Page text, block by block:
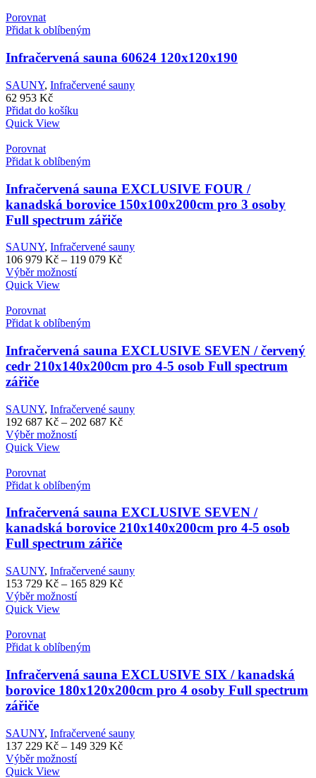
Porovnat
Přidat k oblíbeným
Infračervená sauna 60624 120x120x190
SAUNY, Infračervené sauny
62 953 Kč
Přidat do košíku
Quick View
Porovnat
Přidat k oblíbeným
Infračervená sauna EXCLUSIVE FOUR /
kanadská borovice 150x100x200cm pro 3 osoby
Full spectrum zářiče
SAUNY, Infračervené sauny
106 979 Kč – 119 079 KčRozpětí
Výběr možnostíTento
variant.
lze
vybrat
na
Quick View
Porovnat
Přidat k oblíbeným
Infračervená sauna EXCLUSIVE SEVEN / červený
cedr 210x140x200cm pro 4-5 osob Full spectrum
zářiče
SAUNY, Infračervené sauny
192 687 Kč – 202 687 KčRozpětí
Výběr možnostíTento
variant.
lze
vybrat
na
stránce
Quick View
Porovnat
Přidat k oblíbeným
Infračervená sauna EXCLUSIVE SEVEN /
kanadská borovice 210x140x200cm pro 4-5 osob
Full spectrum zářiče
SAUNY, Infračervené sauny
153 729 Kč – 165 829 KčRozpětí
Výběr možnostíTento
variant.
lze
vybrat
na
Quick View
Porovnat
Přidat k oblíbeným
Infračervená sauna EXCLUSIVE SIX / kanadská
borovice 180x120x200cm pro 4 osoby Full spectrum
zářiče
SAUNY, Infračervené sauny
137 229 Kč – 149 329 KčRozpětí
Výběr možnostíTento
Quick View